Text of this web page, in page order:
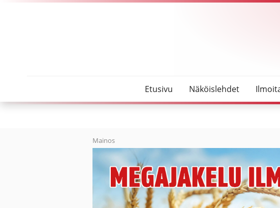
Etusivu Näköislehdet
Mainos